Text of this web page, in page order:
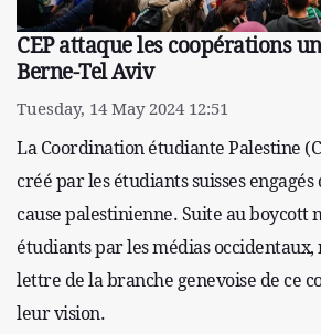
CEP attaque les coopérations
Berne-Tel Aviv
Tuesday, 14 May 2024 12:51
La Coordination étudiante Palestine
créé par les étudiants suisses
cause palestinienne. Suite au boycott
étudiants par les médias occidentaux,
lettre de la branche genevoise de ce
leur vision.